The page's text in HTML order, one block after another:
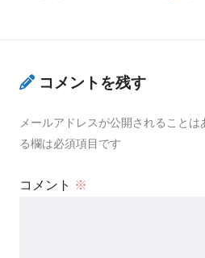
コメントを残す
メールアドレスが公開されることは
る欄は必須項目です
コメント ※